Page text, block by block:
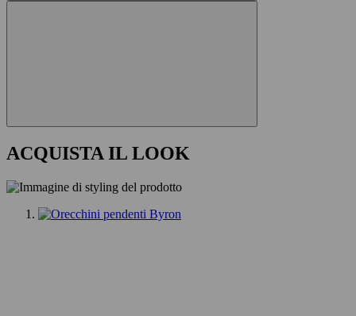
ACQUISTA IL LOOK